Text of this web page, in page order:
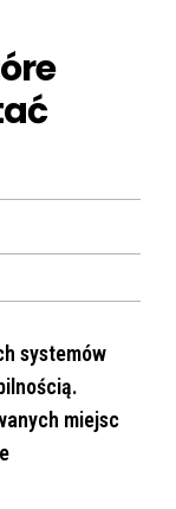
systemów
miejsc